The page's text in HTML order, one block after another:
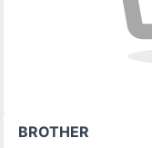
BROTHER